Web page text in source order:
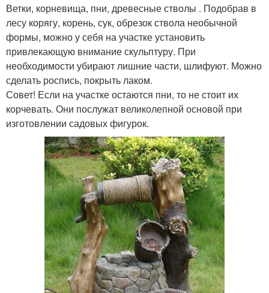
Ветки, корневища, пни, древесные стволы . Подобрав в
лесу корягу, корень, сук, обрезок ствола необычной
формы, можно у себя на участке установить
привлекающую внимание скульптуру. При
необходимости убирают лишние части, шлифуют. Можно
сделать роспись, покрыть лаком.
Совет! Если на участке остаются пни, то не стоит их
корчевать. Они послужат великолепной основой при
изготовлении садовых фигурок.